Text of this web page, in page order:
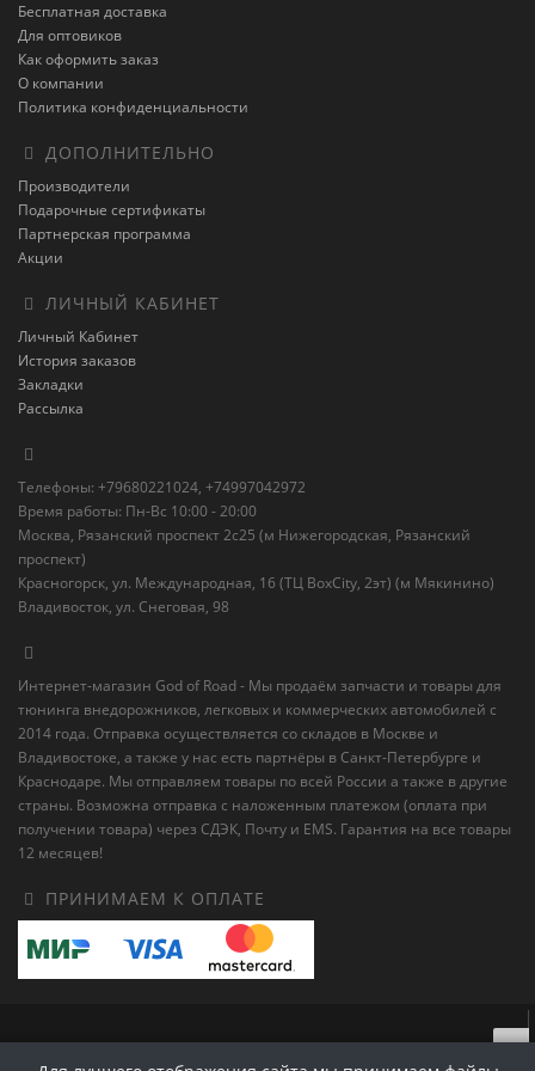
Бесплатная доставка
Для оптовиков
Как оформить заказ
О компании
Политика конфиденциальности
ДОПОЛНИТЕЛЬНО
Производители
Подарочные сертификаты
Партнерская программа
Акции
ЛИЧНЫЙ КАБИНЕТ
Личный Кабинет
История заказов
Закладки
Рассылка
Телефоны: +79680221024, +74997042972
Время работы: Пн-Вс 10:00 - 20:00
Москва, Рязанский проспект 2с25 (м Нижегородская, Рязанский
проспект)
Красногорск, ул. Международная, 16 (ТЦ BoxСity, 2эт) (м Мякинино)
Владивосток, ул. Снеговая, 98
Интернет-магазин God of Road - Мы продаём запчасти и товары для
тюнинга внедорожников, легковых и коммерческих автомобилей с
2014 года. Отправка осуществляется со складов в Москве и
Владивостоке, а также у нас есть партнёры в Санкт-Петербурге и
Краснодаре. Мы отправляем товары по всей России а также в другие
страны. Возможна отправка с наложенным платежом (оплата при
получении товара) через СДЭК, Почту и EMS. Гарантия на все товары
12 месяцев!
ПРИНИМАЕМ К ОПЛАТЕ